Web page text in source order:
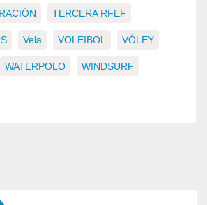
TERCERA RFEF
Vela VOLEIBOL VÓLEY
WATERPOLO WINDSURF